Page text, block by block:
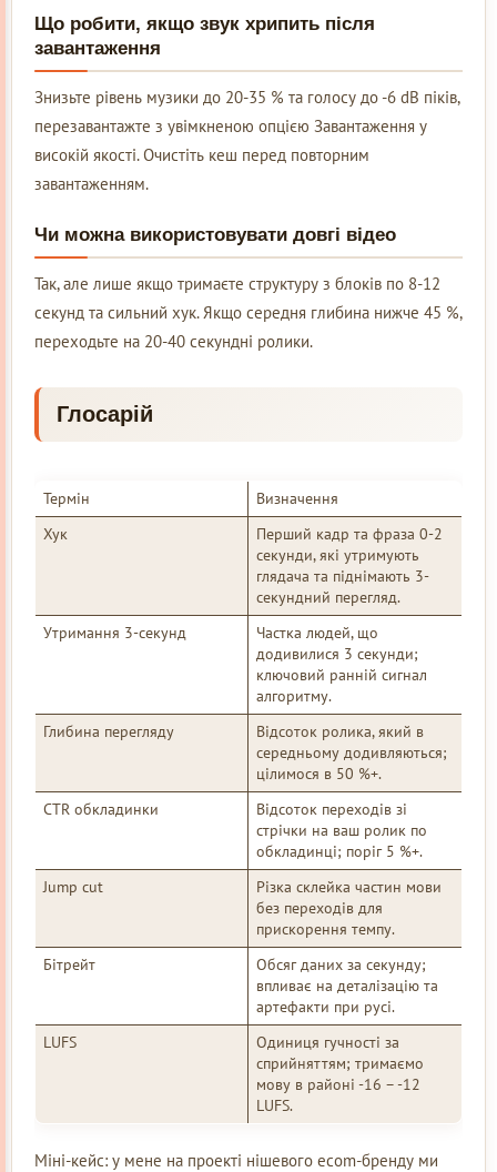
Що робити, якщо звук хрипить після
завантаження
Знизьте рівень музики до 20-35 % та голосу до -6 dB піків,
перезавантажте з увімкненою опцією Завантаження у
високій якості. Очистіть кеш перед повторним
завантаженням.
Чи можна використовувати довгі відео
Так, але лише якщо тримаєте структуру з блоків по 8-12
секунд та сильний хук. Якщо середня глибина нижче 45 %,
переходьте на 20-40 секундні ролики.
Глосарій
Термін
Визначення
Хук
Перший кадр та фраза 0-2
секунди, які утримують
глядача та піднімають 3-
секундний перегляд.
Утримання 3-секунд
Частка людей, що
додивилися 3 секунди;
ключовий ранній сигнал
алгоритму.
Глибина перегляду
Відсоток ролика, який в
середньому додивляються;
цілимося в 50 %+.
CTR обкладинки
Відсоток переходів зі
стрічки на ваш ролик по
обкладинці; поріг 5 %+.
Jump cut
Різка склейка частин мови
без переходів для
прискорення темпу.
Бітрейт
Обсяг даних за секунду;
впливає на деталізацію та
артефакти при русі.
LUFS
Одиниця гучності за
сприйняттям; тримаємо
мову в районі -16 – -12
LUFS.
Міні-кейс: у мене на проекті нішевого ecom-бренду ми